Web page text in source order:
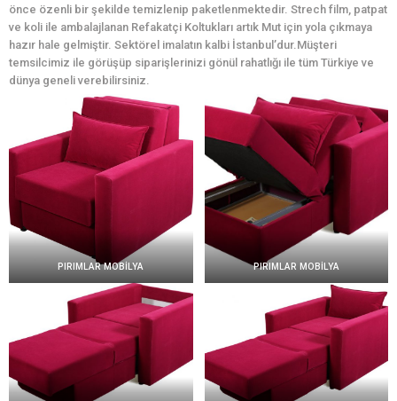
önce özenli bir şekilde temizlenip paketlenmektedir. Strech film, patpat
ve koli ile ambalajlanan Refakatçi Koltukları artık Mut için yola çıkmaya
hazır hale gelmiştir. Sektörel imalatın kalbi İstanbul’dur.Müşteri
temsilcimiz ile görüşüp siparişlerinizi gönül rahatlığı ile tüm Türkiye ve
dünya geneli verebilirsiniz.
PIRIMLAR MOBİLYA PIRIMLAR MOBİLYA